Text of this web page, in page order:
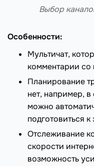
Выбор
Особенности:
Мультичат,
комментарии со
Планирование
нет, например,
можно
подготовиться
Отслеживание
скорости
возможность